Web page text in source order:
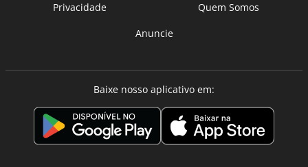
Privacidade
Quem Somos
Anuncie
Baixe nosso aplicativo em: